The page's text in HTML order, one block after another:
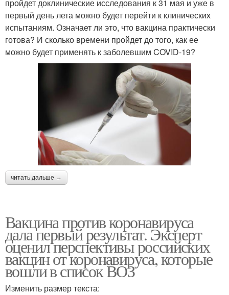
пройдет доклинические исследования к 31 мая и уже в
первый день лета можно будет перейти к клинических
испытаниям. Означает ли это, что вакцина практически
готова? И сколько времени пройдет до того, как ее
можно будет применять к заболевшим COVID-19?
читать дальше →
Вакцина против коронавируса
дала первый результат. Эксперт
оценил перспективы российских
вакцин от коронавируса, которые
вошли в список ВОЗ
Изменить размер текста: